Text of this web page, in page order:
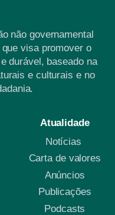
não governamental
visa promover o
durável, baseado na
e culturais e no
Atualidade
Notícias
Carta de valores
Anúncios
Publicações
Podcasts